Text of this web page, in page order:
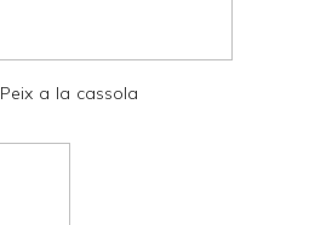
Peix a la cassola